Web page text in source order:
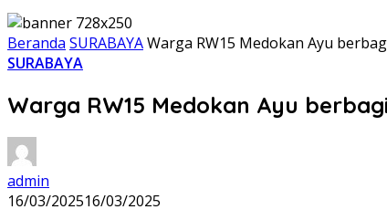
Beranda SURABAYAWarga RW15 Medokan Ayu
SURABAYA
Warga RW15 Medokan Ayu
admin
16/03/202516/03/2025